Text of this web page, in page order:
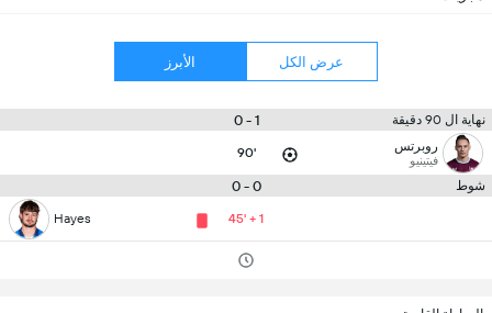
عرض الكل الأبرز
نهاية ال 90 دقيقة 1 - 0
روبرتس
فيتينيو 90'
شوط 0 - 0
45' + 1
Hayes